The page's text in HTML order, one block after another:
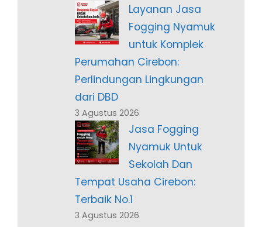
Layanan Jasa
Fogging Nyamuk
untuk Komplek
Perumahan Cirebon:
Perlindungan Lingkungan
dari DBD
3 Agustus 2026
Jasa Fogging
Nyamuk Untuk
Sekolah Dan
Tempat Usaha Cirebon:
Terbaik No.1
3 Agustus 2026